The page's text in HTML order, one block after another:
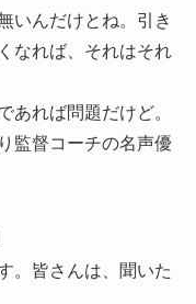
いんだけとね。引き
なれば、それはそれ
あれば問題だけど。
監督コーチの名声優
。皆さんは、聞いた